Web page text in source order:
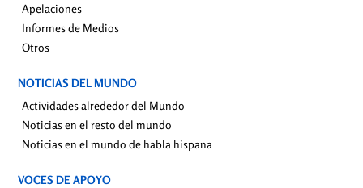
Apelaciones
Informes de Medios
Otros
NOTICIAS DEL MUNDO
Actividades alrededor del Mundo
Noticias en el resto del mundo
Noticias en el mundo de habla hispana
VOCES DE APOYO